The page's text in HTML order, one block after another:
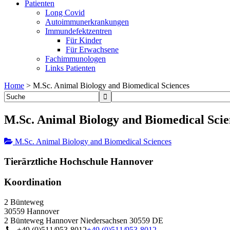
Patienten
Long Covid
Autoimmunerkrankungen
Immundefektzentren
Für Kinder
Für Erwachsene
Fachimmunologen
Links Patienten
Home > M.Sc. Animal Biology and Biomedical Sciences
M.Sc. Animal Biology and Biomedical
M.Sc. Animal Biology and Biomedical Sciences
Tierärztliche Hochschule Hannover
Koordination
2 Bünteweg
30559 Hannover
2 Bünteweg Hannover Niedersachsen 30559 DE